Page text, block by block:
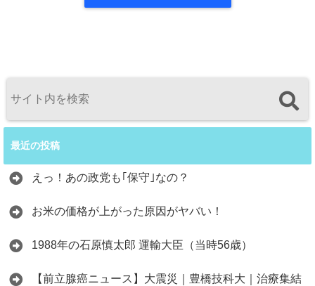
最近の投稿
えっ！あの政党も｢保守｣なの？
お米の価格が上がった原因がヤバい！
1988年の石原慎太郎 運輸大臣（当時56歳）
【前立腺癌ニュース】大震災｜豊橋技科大｜治療集結